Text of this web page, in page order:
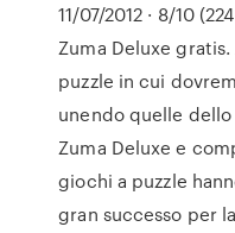
11/07/2012 · 8/10
Zuma Deluxe
puzzle in cui
unendo quelle
Zuma Deluxe e
giochi a puzzle
gran successo per